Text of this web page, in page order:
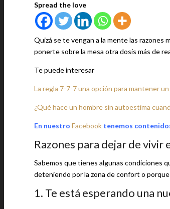
Spread the love
Quizá se te vengan a la mente las razones
ponerte sobre la mesa otra dosis más de
Te puede interesar
La regla 7-7-7 una opción para mantener
¿Qué hace un hombre sin autoestima
En nuestro Facebook tenemos
Razones para dejar de vivir
Sabemos que tienes algunas condiciones
deteniendo por la zona de confort o
1. Te está esperando una